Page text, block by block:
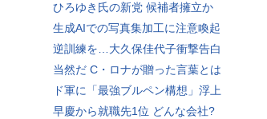
ひろゆき氏の新党 候補者擁立か
生成AIでの写真集加工に注意喚起
逆訓練を…大久保佳代子衝撃告白
当然だ C・ロナが贈った言葉とは
ド軍に「最強ブルペン構想」浮上
早慶から就職先1位 どんな会社?